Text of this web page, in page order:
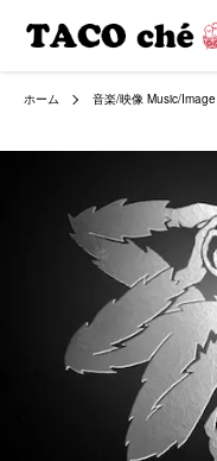
ホーム 音楽/映像 Music/Image